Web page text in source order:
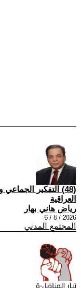
(48) التفكير
العراقية
رياض هاني بهار
2026 / 8 / 6
المجتمع المدني